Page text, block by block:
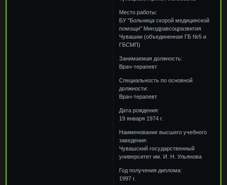
Место работы:
БУ "Больница скорой медицинской
помощи" Минздравсоцразвития
Чувашии (объединенная ГБ №5 и
ГБСМП)
Занимаемая должность:
Врач-терапевт
Специальность по основной
должности:
Врач-терапевт
Дата рождения:
19 января 1974 г.
Наименование высшего учебного
заведения:
Чувашский государственный
университет им. И. Н. Ульянова
Год получения диплома:
1997 г.